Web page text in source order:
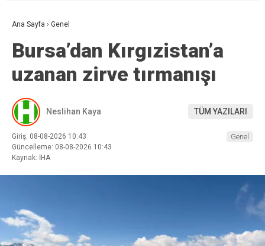
Ana Sayfa › Genel
Bursa’dan Kırgızistan’a
uzanan zirve tırmanışı
Neslihan Kaya TÜM YAZILARI
Giriş: 08-08-2026 10:43
Güncelleme: 08-08-2026 10:43
Kaynak: İHA
Genel